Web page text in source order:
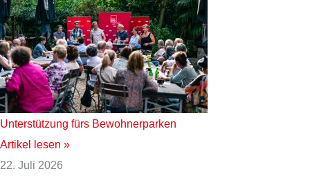
Unterstützung fürs Bewohnerparken
Artikel lesen »
22. Juli 2026